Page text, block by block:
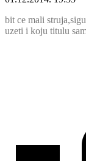
bit ce mali
uzeti i koju titulu